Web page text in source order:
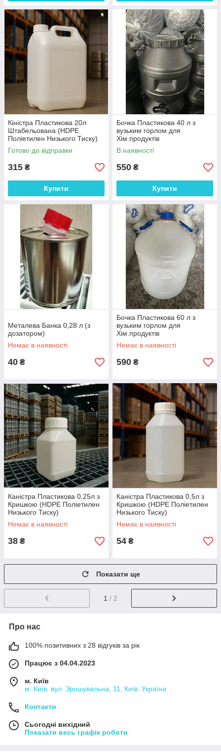
Кіністра Пластикова 20л
Штабельована (HDPE
Поліетилен Низького Тиску)
Готово до відправки
315 ₴
Купити
Бочка Пластикова 40 л з
вузьким горлом для
Хім.продуктів
В наявності
550 ₴
Купити
Металева Банка 0,28 л (з
дозатором)
Немає в наявності
40 ₴
Бочка Пластикова 60 л з
вузьким горлом для
Хім.продуктів
Немає в наявності
590 ₴
Каністра Пластикова 0,25л з
Кришкою (HDPE Поліетилен
Низького Тиску)
Немає в наявності
38 ₴
Каністра Пластикова 0,5л з
Кришкою (HDPE Поліетилен
Низького Тиску)
Немає в наявності
54 ₴
Показати ще
1 / 2
Про нас
100% позитивних з 28 відгуків за рік
Працює з 04.04.2023
м. Київ
м. Київ, вул. Зрошувальна, 11, Київ, Україна
Контакти
Сьогодні вихідний
Показати весь графік роботи